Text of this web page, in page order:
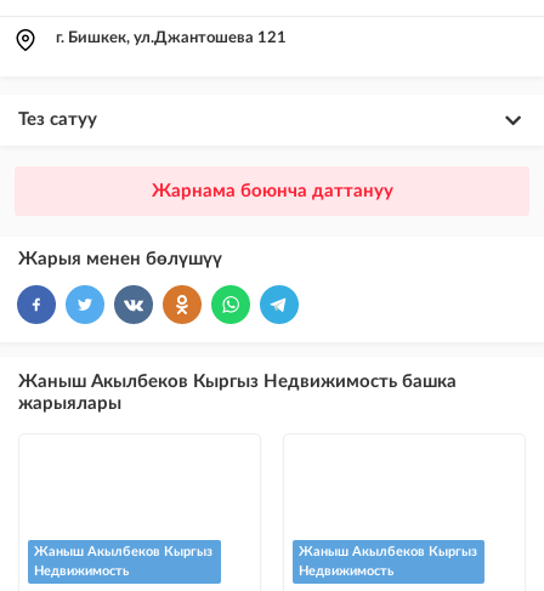
г. Бишкек, ул.Джантошева 121
Тез сатуу
VIP жарыялардын үстүнө жарыя жайгаштыруу + Instagramдагы акы
бекер жарыялардын үстүнө жарыя жайгаштыруу
бекер жарыялардын үстүнө жарыя жайгаштыруу (VIPтен кийин)
@house_kg Instagram аккаунтуна жана Telegram каналына жарыя
жайгаштыруу + Instagramдагы акы төлөнүүчү жарнама
Жарнама боюнча даттануу
Жарыя менен бөлүшүү
Жаныш Акылбеков Кыргыз Недвижимость башка
жарыялары
Жаныш Акылбеков Кыргыз
Недвижимость
Жаныш Акылбеков Кыргыз
Недвижимость